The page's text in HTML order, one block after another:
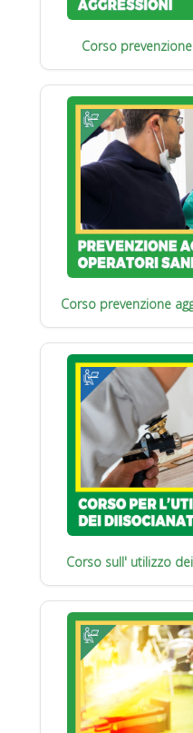
Corso
Corso prevenzione
Corso sull' utilizzo dei